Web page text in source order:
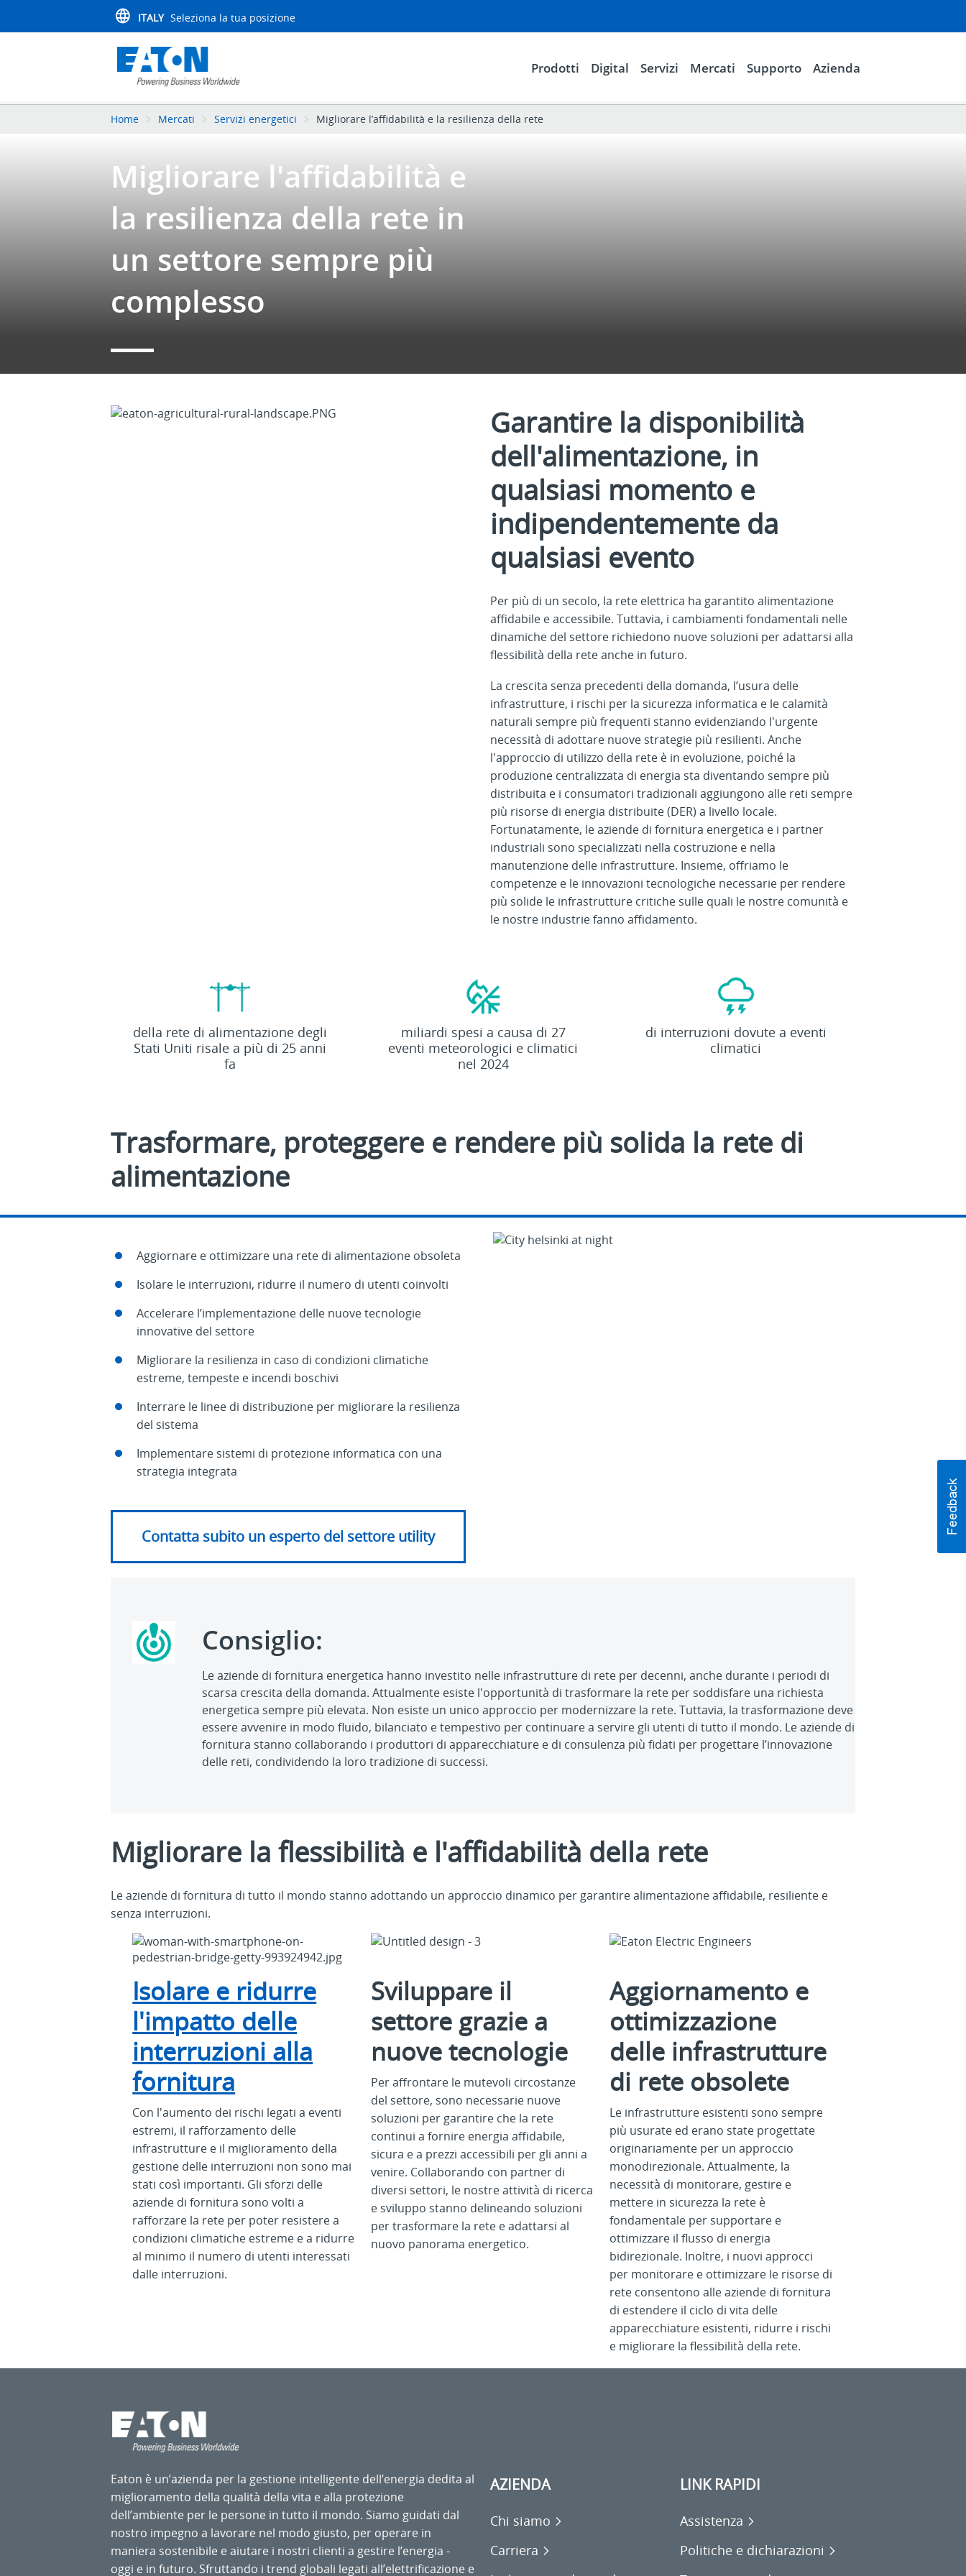
ITALY Seleziona la tua posizione
Prodotti Digital Servizi Mercati Supporto Azienda
Home Mercati Servizi energetici Migliorare l’affidabilità e la resilienza della rete
Migliorare l'affidabilità e
la resilienza della rete in
un settore sempre più
complesso
Garantire la disponibilità
dell'alimentazione, in
qualsiasi momento e
indipendentemente da
qualsiasi evento
Per più di un secolo, la rete elettrica ha garantito alimentazione
affidabile e accessibile. Tuttavia, i cambiamenti fondamentali nelle
dinamiche del settore richiedono nuove soluzioni per adattarsi alla
flessibilità della rete anche in futuro.
La crescita senza precedenti della domanda, l’usura delle
infrastrutture, i rischi per la sicurezza informatica e le calamità
naturali sempre più frequenti stanno evidenziando l'urgente
necessità di adottare nuove strategie più resilienti. Anche
l'approccio di utilizzo della rete è in evoluzione, poiché la
produzione centralizzata di energia sta diventando sempre più
distribuita e i consumatori tradizionali aggiungono alle reti sempre
più risorse di energia distribuite (DER) a livello locale.
Fortunatamente, le aziende di fornitura energetica e i partner
industriali sono specializzati nella costruzione e nella
manutenzione delle infrastrutture. Insieme, offriamo le
competenze e le innovazioni tecnologiche necessarie per rendere
più solide le infrastrutture critiche sulle quali le nostre comunità e
le nostre industrie fanno affidamento.
70
%
della rete di alimentazione degli
Stati Uniti risale a più di 25 anni
fa
$182,7
miliardi spesi a causa di 27
eventi meteorologici e climatici
nel 2024
83
%
di interruzioni dovute a eventi
climatici
Trasformare, proteggere e rendere più solida la rete di
alimentazione
Aggiornare e ottimizzare una rete di alimentazione obsoleta
Isolare le interruzioni, ridurre il numero di utenti coinvolti
Accelerare l’implementazione delle nuove tecnologie
innovative del settore
Migliorare la resilienza in caso di condizioni climatiche
estreme, tempeste e incendi boschivi
Interrare le linee di distribuzione per migliorare la resilienza
del sistema
Implementare sistemi di protezione informatica con una
strategia integrata
Contatta subito un esperto del settore utility
Consiglio:
Le aziende di fornitura energetica hanno investito nelle infrastrutture di rete per decenni, anche durante i periodi di
scarsa crescita della domanda. Attualmente esiste l'opportunità di trasformare la rete per soddisfare una richiesta
energetica sempre più elevata. Non esiste un unico approccio per modernizzare la rete. Tuttavia, la trasformazione deve
essere avvenire in modo fluido, bilanciato e tempestivo per continuare a servire gli utenti di tutto il mondo. Le aziende di
fornitura stanno collaborando i produttori di apparecchiature e di consulenza più fidati per progettare l’innovazione
delle reti, condividendo la loro tradizione di successi.
Migliorare la flessibilità e l'affidabilità della rete
Le aziende di fornitura di tutto il mondo stanno adottando un approccio dinamico per garantire alimentazione affidabile, resiliente e
senza interruzioni.
Isolare e ridurre
l'impatto delle
interruzioni alla
fornitura
Con l'aumento dei rischi legati a eventi
estremi, il rafforzamento delle
infrastrutture e il miglioramento della
gestione delle interruzioni non sono mai
stati così importanti. Gli sforzi delle
aziende di fornitura sono volti a
rafforzare la rete per poter resistere a
condizioni climatiche estreme e a ridurre
al minimo il numero di utenti interessati
dalle interruzioni.
Sviluppare il
settore grazie a
nuove tecnologie
Per affrontare le mutevoli circostanze
del settore, sono necessarie nuove
soluzioni per garantire che la rete
continui a fornire energia affidabile,
sicura e a prezzi accessibili per gli anni a
venire. Collaborando con partner di
diversi settori, le nostre attività di ricerca
e sviluppo stanno delineando soluzioni
per trasformare la rete e adattarsi al
nuovo panorama energetico.
Aggiornamento e
ottimizzazione
delle infrastrutture
di rete obsolete
Le infrastrutture esistenti sono sempre
più usurate ed erano state progettate
originariamente per un approccio
monodirezionale. Attualmente, la
necessità di monitorare, gestire e
mettere in sicurezza la rete è
fondamentale per supportare e
ottimizzare il flusso di energia
bidirezionale. Inoltre, i nuovi approcci
per monitorare e ottimizzare le risorse di
rete consentono alle aziende di fornitura
di estendere il ciclo di vita delle
apparecchiature esistenti, ridurre i rischi
e migliorare la flessibilità della rete.
Eaton è un’azienda per la gestione intelligente dell’energia dedita al
miglioramento della qualità della vita e alla protezione
dell’ambiente per le persone in tutto il mondo. Siamo guidati dal
nostro impegno a lavorare nel modo giusto, per operare in
maniera sostenibile e aiutare i nostri clienti a gestire l’energia -
oggi e in futuro. Sfruttando i trend globali legati all’elettrificazione e
AZIENDA
Chi siamo
Carriera
LINK RAPIDI
Assistenza
Politiche e dichiarazioni